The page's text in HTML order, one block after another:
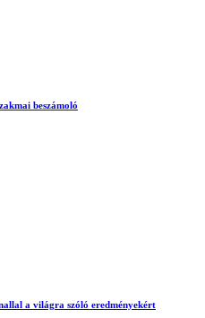
beszámoló
a világra szóló eredményekért